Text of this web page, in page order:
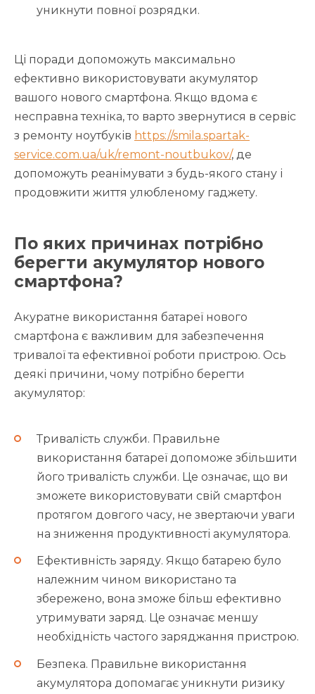
уникнути повної розрядки.
Ці поради допоможуть максимально
ефективно використовувати акумулятор
вашого нового смартфона. Якщо вдома є
несправна техніка, то варто звернутися в сервіс
з ремонту ноутбуків https://smila.spartak-
service.com.ua/uk/remont-noutbukov/, де
допоможуть реанімувати з будь-якого стану і
продовжити життя улюбленому гаджету.
По яких причинах потрібно
берегти акумулятор нового
смартфона?
Акуратне використання батареї нового
смартфона є важливим для забезпечення
тривалої та ефективної роботи пристрою. Ось
деякі причини, чому потрібно берегти
акумулятор:
Тривалість служби. Правильне
використання батареї допоможе збільшити
його тривалість служби. Це означає, що ви
зможете використовувати свій смартфон
протягом довгого часу, не звертаючи уваги
на зниження продуктивності акумулятора.
Ефективність заряду. Якщо батарею було
належним чином використано та
збережено, вона зможе більш ефективно
утримувати заряд. Це означає меншу
необхідність частого заряджання пристрою.
Безпека. Правильне використання
акумулятора допомагає уникнути ризику